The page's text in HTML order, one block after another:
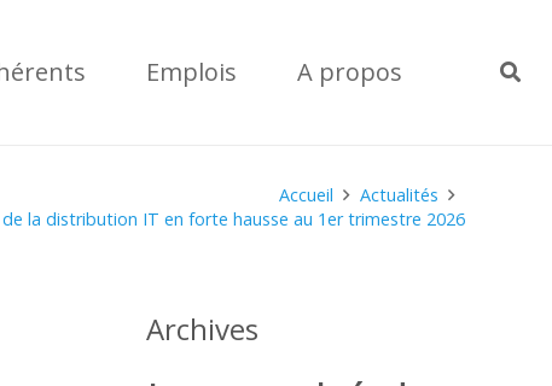
Emplois A propos
Accueil
Actualités
de la distribution IT en forte hausse au 1er trimestre 2026
Archives